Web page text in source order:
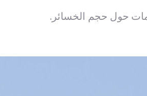
حول حجم الخسائر.